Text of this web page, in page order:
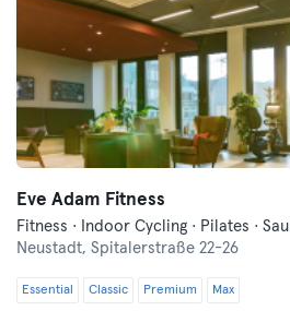
Eve Adam Fitness
Fitness · Indoor Cycling · Pilates ·
Neustadt, Spitalerstraße 22-26
Essential Classic Premium Max